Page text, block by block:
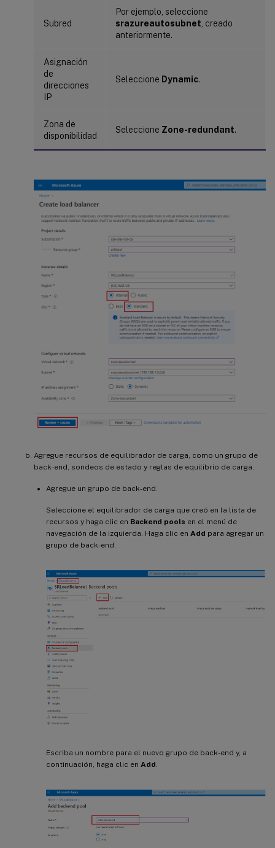
Subred
Por ejemplo, seleccione
srazureautosubnet , creado
anteriormente.
Asignación
de
direcciones
IP
Seleccione Dynamic.
Zona de
disponibilidad
Seleccione Zone-redundant.
Agregue recursos de equilibrador de carga, como un grupo de
back-end, sondeos de estado y reglas de equilibrio de carga.
Agregue un grupo de back-end.
Seleccione el equilibrador de carga que creó en la lista de
recursos y haga clic en Backend pools en el menú de
navegación de la izquierda. Haga clic en Add para agregar un
grupo de back-end.
Escriba un nombre para el nuevo grupo de back-end y, a
continuación, haga clic en Add